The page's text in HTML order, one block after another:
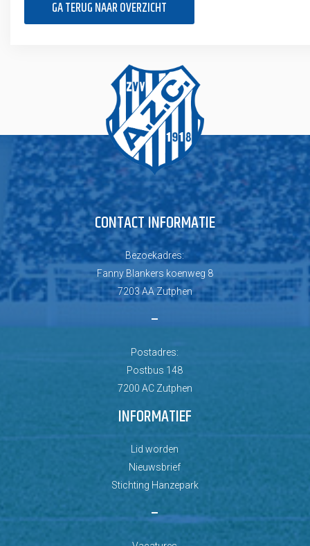
GA TERUG NAAR OVERZICHT
CONTACT INFORMATIE
Bezoekadres:
Fanny Blankers koenweg 8
7203 AA Zutphen
–
Postadres:
Postbus 148
7200 AC Zutphen
INFORMATIEF
Lid worden
Nieuwsbrief
Stichting Hanzepark
–